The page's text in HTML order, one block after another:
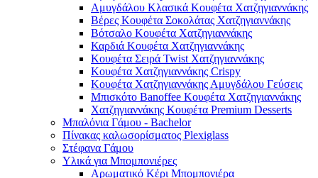
Αμυγδάλου Κλασικά Κουφέτα Χατζηγιαννάκης
Βέρες Κουφέτα Σοκολάτας Χατζηγιαννάκης
Βότσαλο Κουφέτα Χατζηγιαννάκης
Καρδιά Κουφέτα Χατζηγιαννάκης
Κουφέτα Σειρά Twist Χατζηγιαννάκης
Κουφέτα Χατζηγιαννάκης Crispy
Κουφέτα Χατζηγιαννάκης Αμυγδάλου Γεύσεις
Μπισκότο Banoffee Κουφέτα Χατζηγιαννάκης
Χατζηγιαννάκης Κουφέτα Premium Desserts
Μπαλόνια Γάμου - Bachelor
Πίνακας καλωσορίσματος Plexiglass
Στέφανα Γάμου
Υλικά για Μπομπονιέρες
Αρωματικό Κέρι Μπομπονιέρα